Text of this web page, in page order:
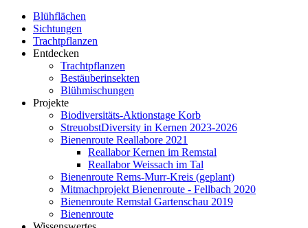
Blühflächen
Sichtungen
Trachtpflanzen
Entdecken
Trachtpflanzen
Bestäuberinsekten
Blühmischungen
Projekte
Biodiversitäts-Aktionstage Korb
StreuobstDiversity in Kernen 2023-2026
Bienenroute Reallabore 2021
Reallabor Kernen im Remstal
Reallabor Weissach im Tal
Bienenroute Rems-Murr-Kreis (geplant)
Mitmachprojekt Bienenroute - Fellbach 2020
Bienenroute Remstal Gartenschau 2019
Bienenroute